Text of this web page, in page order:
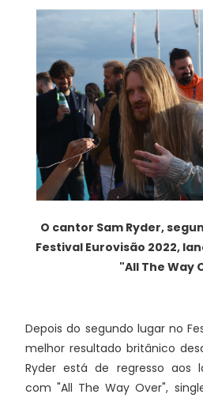
O cantor Sam Ryder,
Festival Eurovisão 2022,
"All The Way
Depois do segundo lugar no
melhor resultado britânico
Ryder está de regresso aos
com "All The Way Over",